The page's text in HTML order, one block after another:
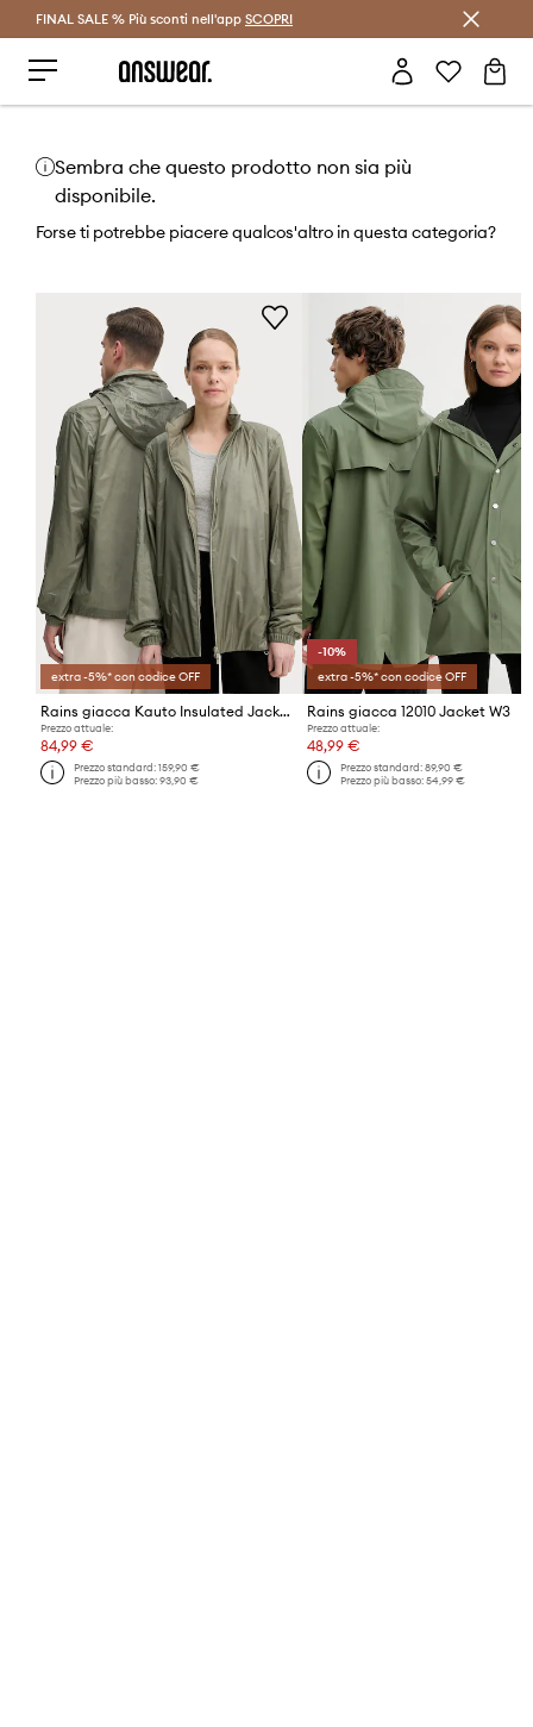
Risparmia con Answear Club >
FINAL SALE % Più sconti nell'app SCOPRI
Sembra che questo prodotto non sia più
disponibile.
Forse ti potrebbe piacere qualcos'altro in questa categoria?
extra -5%* con codice OFF
Rains giacca Kauto Insulated Jacket W4T1
Prezzo attuale:
84,99 €
Prezzo standard:159,90 €
Prezzo più basso:93,90 €
-10%
extra -5%* con codice OFF
Rains giacca 12010 Jacket W3
Prezzo attuale:
48,99 €
Prezzo standard: 89,90 €
Prezzo più basso: 54,99 €